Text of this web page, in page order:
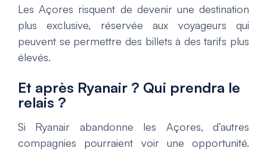
Les Açores risquent de devenir une destination
plus exclusive, réservée aux voyageurs qui
peuvent se permettre des billets à des tarifs plus
élevés.
Et après Ryanair ? Qui prendra le
relais ?
Si Ryanair abandonne les Açores, d’autres
compagnies pourraient voir une opportunité.